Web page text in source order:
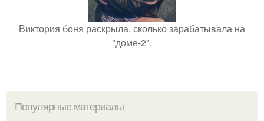
Виктория боня раскрыла, сколько зарабатывала на
"доме-2".
Популярные материалы